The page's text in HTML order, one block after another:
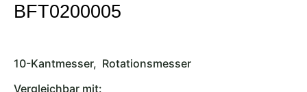
BFT0200005
10-Kantmesser, Rotationsmesser
Vergleichbar mit: